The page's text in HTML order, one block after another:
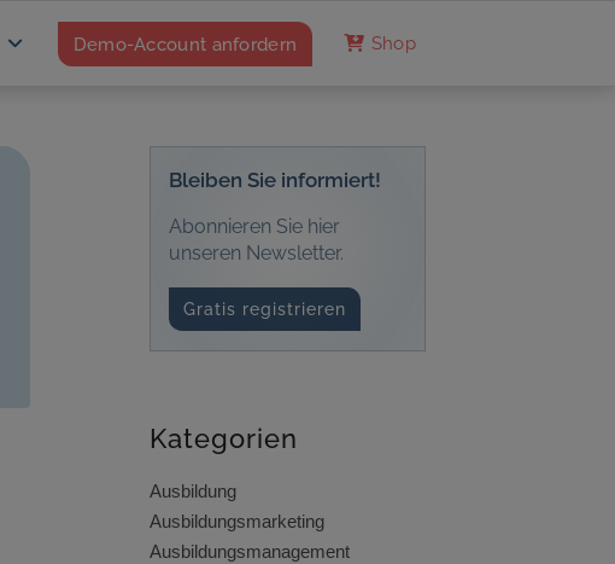
Demo-Account anfordern Shop
Bleiben Sie informiert!
Abonnieren Sie hier
unseren Newsletter.
Gratis registrieren
Kategorien
Ausbildung
Ausbildungsmarketing
Ausbildungsmanagement